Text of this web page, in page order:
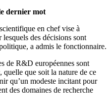
dernier mot
en chef vise à
des décisions sont
a admis le fonctionnaire.
de R&D européennes sont
que soit la nature de ce
qu’un modeste incitant pour
des domaines de recherche